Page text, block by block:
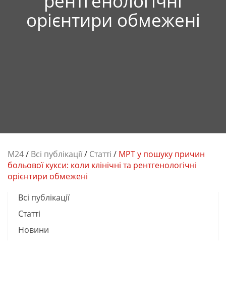
орієнтири обмежені
М24/ Всі публікації/ Cтатті / МРТ у пошуку причин
больової кукси: коли клінічні та рентгенологічні
орієнтири обмежені
Всі публікації
Cтатті
Новини